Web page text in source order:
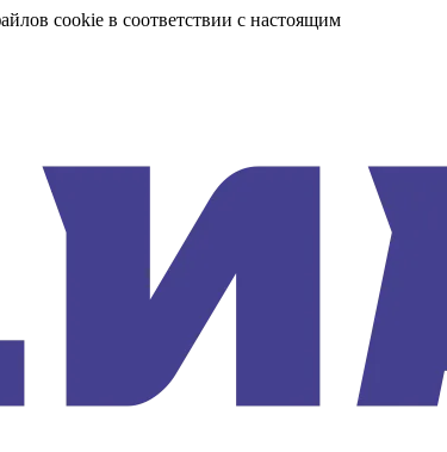
cookie в соответствии с настоящим